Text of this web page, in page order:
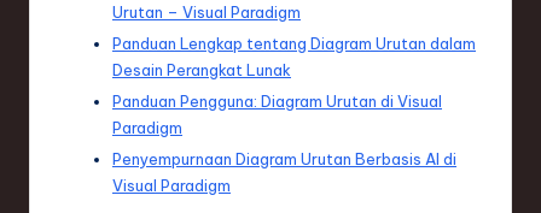
Urutan – Visual Paradigm
Panduan Lengkap tentang Diagram Urutan dalam
Desain Perangkat Lunak
Panduan Pengguna: Diagram Urutan di Visual
Paradigm
Penyempurnaan Diagram Urutan Berbasis AI di
Visual Paradigm